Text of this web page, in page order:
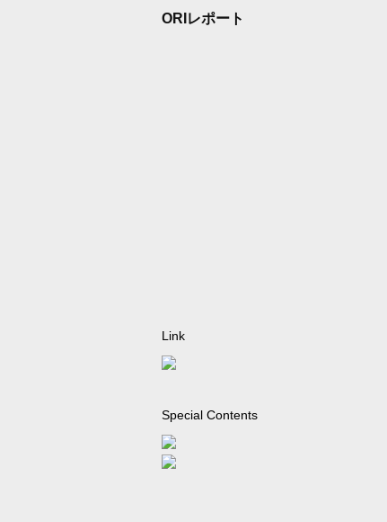
ORIレポート
Link
Special Contents